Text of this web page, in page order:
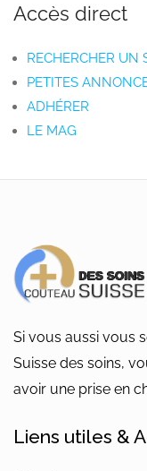
Accès direct
RECHERCHER UN
PETITES
ADHÉRER
LE MAG
Si vous aussi vous
Suisse des soins,
avoir une prise en
Liens utiles &